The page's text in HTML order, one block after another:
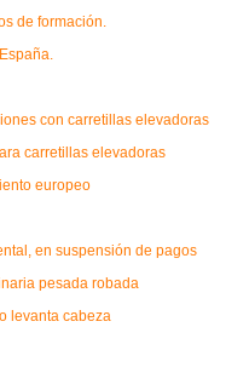
de formación.
con carretillas elevadoras
carretillas elevadoras
europeo
en suspensión de pagos
pesada robada
levanta cabeza